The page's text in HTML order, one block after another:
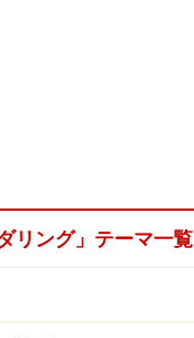
リング」テーマ一覧